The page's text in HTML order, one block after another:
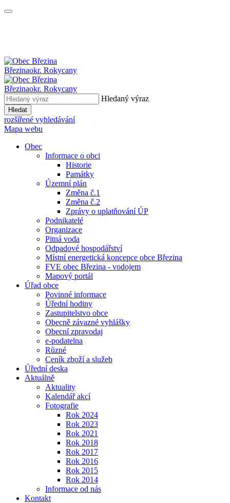
Březinaokr. Rokycany
Březinaokr. Rokycany
Hledaný výraz
Hledat
rozšířené vyhledávání
Mapa webu
Obec
Informace o obci
Historie
Památky
Územní plán
Změna č.1
Změna č.2
Zprávy o uplatňování ÚP
Podnikatelé
Organizace
Pitná voda
Odpadové hospodářství
Místní energetická koncepce obce Březina
FVE obec Březina - vodojem
Mapový portál
Úřad obce
Povinné informace
Úřední hodiny
Zastupitelstvo obce
Obecně závazné vyhlášky
Obecní zpravodaj
e-podatelna
Různé
Ceník zboží a služeb
Úřední deska
Aktuálně
Aktuality
Kalendář akcí
Fotografie
Rok 2024
Rok 2023
Rok 2021
Rok 2018
Rok 2017
Rok 2016
Rok 2015
Rok 2014
Informace od nás
Kontakt